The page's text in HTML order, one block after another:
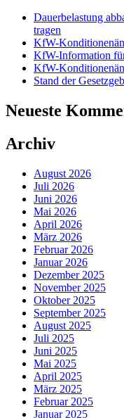
Dauerbelastung
tragen
KfW-
KfW-Information
KfW-
Stand der
Neueste
Archiv
August 2026
Juli 2026
Juni 2026
Mai 2026
April 2026
März 2026
Februar 2026
Januar 2026
Dezember 2025
November 2025
Oktober 2025
September 2025
August 2025
Juli 2025
Juni 2025
Mai 2025
April 2025
März 2025
Februar 2025
Januar 2025